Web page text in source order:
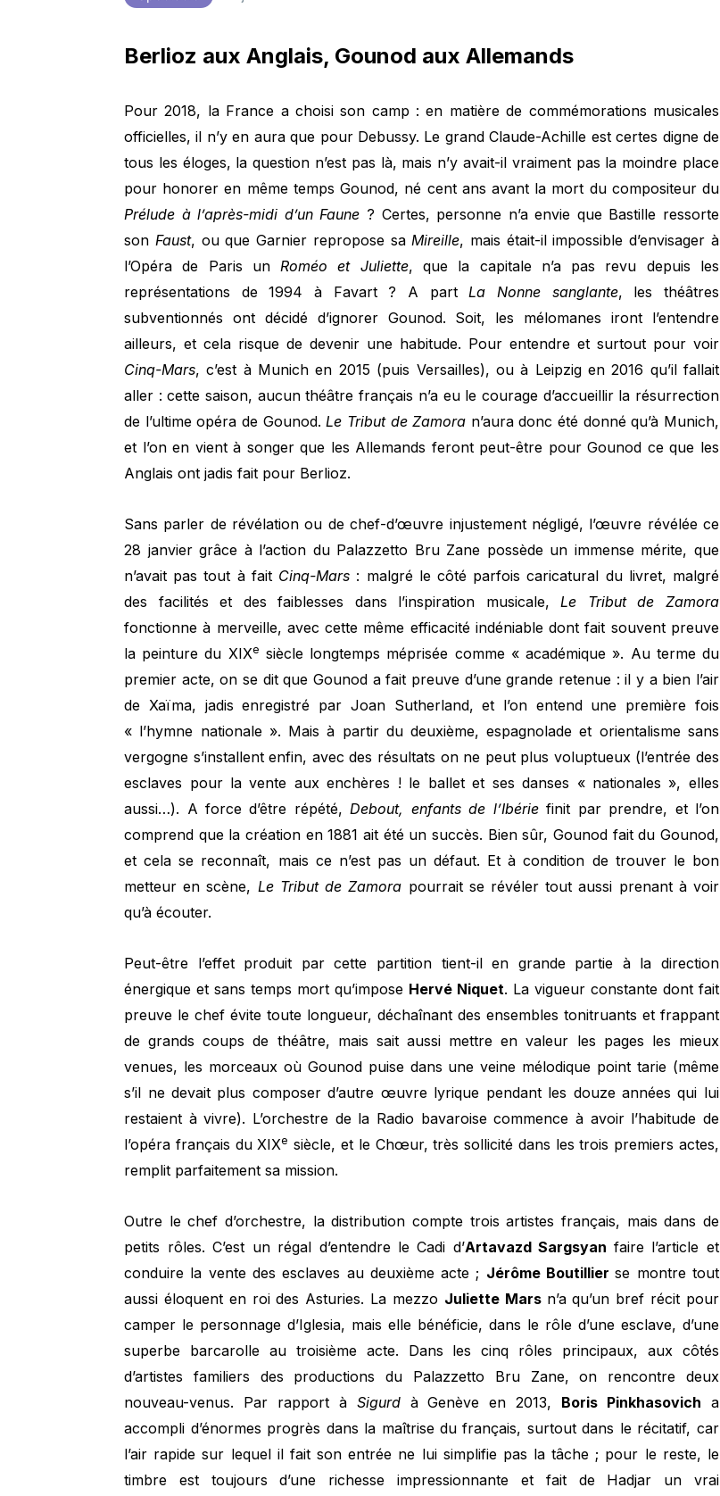
Berlioz aux Anglais, Gounod aux Allemands
Pour 2018, la France a choisi son camp : en matière de commémorations musicales
officielles, il n’y en aura que pour Debussy. Le grand Claude-Achille est certes digne de
tous les éloges, la question n’est pas là, mais n’y avait-il vraiment pas la moindre place
pour honorer en même temps Gounod, né cent ans avant la mort du compositeur du
Prélude à l’après-midi d’un Faune ? Certes, personne n’a envie que Bastille ressorte
son Faust, ou que Garnier repropose saMireille, mais était-il impossible d’envisager à
l’Opéra de Paris unRoméo et Juliette, que la capitale n’a pas revu depuis les
représentations de 1994 à Favart ? A partLa Nonne sanglante, les théâtres
subventionnés ont décidé d’ignorer Gounod. Soit, les mélomanes iront l’entendre
ailleurs, et cela risque de devenir une habitude. Pour entendre et surtout pour voir
Cinq-Mars, c’est à Munich en 2015 (puis Versailles), ou à Leipzig en 2016 qu’il fallait
aller : cette saison, aucun théâtre français n’a eu le courage d’accueillir la résurrection
de l’ultime opéra de Gounod.Le Tribut de Zamora n’aura donc été donné qu’à Munich,
et l’on en vient à songer que les Allemands feront peut-être pour Gounod ce que les
Anglais ont jadis fait pour Berlioz.
Sans parler de révélation ou de chef-d’œuvre injustement négligé, l’œuvre révélée ce
28 janvier grâce à l’action du Palazzetto Bru Zane possède un immense mérite, que
n’avait pas tout à fait Cinq-Mars : malgré le côté parfois caricatural du livret, malgré
des facilités et des faiblesses dans l’inspiration musicale,Le Tribut de Zamora
fonctionne à merveille, avec cette même efficacité indéniable dont fait souvent preuve
la peinture du XIXe siècle longtemps méprisée comme « académique ». Au terme du
premier acte, on se dit que Gounod a fait preuve d’une grande retenue : il y a bien l’air
de Xaïma, jadis enregistré par Joan Sutherland, et l’on entend une première fois
« l’hymne nationale ». Mais à partir du deuxième, espagnolade et orientalisme sans
vergogne s’installent enfin, avec des résultats on ne peut plus voluptueux (l’entrée des
esclaves pour la vente aux enchères ! le ballet et ses danses « nationales », elles
aussi…). A force d’être répété,Debout, enfants de l’Ibériefinit par prendre, et l’on
comprend que la création en 1881 ait été un succès. Bien sûr, Gounod fait du Gounod,
et cela se reconnaît, mais ce n’est pas un défaut. Et à condition de trouver le bon
metteur en scène, Le Tribut de Zamora pourrait se révéler tout aussi prenant à voir
qu’à écouter.
Peut-être l’effet produit par cette partition tient-il en grande partie à la direction
énergique et sans temps mort qu’impose Hervé Niquet. La vigueur constante dont fait
preuve le chef évite toute longueur, déchaînant des ensembles tonitruants et frappant
de grands coups de théâtre, mais sait aussi mettre en valeur les pages les mieux
venues, les morceaux où Gounod puise dans une veine mélodique point tarie (même
s’il ne devait plus composer d’autre œuvre lyrique pendant les douze années qui lui
restaient à vivre). L’orchestre de la Radio bavaroise commence à avoir l’habitude de
l’opéra français du XIXe siècle, et le Chœur, très sollicité dans les trois premiers actes,
remplit parfaitement sa mission.
Outre le chef d’orchestre, la distribution compte trois artistes français, mais dans de
petits rôles. C’est un régal d’entendre le Cadi d’Artavazd Sargsyan faire l’article et
conduire la vente des esclaves au deuxième acte ; Jérôme Boutillierse montre tout
aussi éloquent en roi des Asturies. La mezzo Juliette Mars n’a qu’un bref récit pour
camper le personnage d’Iglesia, mais elle bénéficie, dans le rôle d’une esclave, d’une
superbe barcarolle au troisième acte. Dans les cinq rôles principaux, aux côtés
d’artistes familiers des productions du Palazzetto Bru Zane, on rencontre deux
nouveau-venus. Par rapport à Sigurdà Genève en 2013, Boris Pinkhasovich a
accompli d’énormes progrès dans la maîtrise du français, surtout dans le récitatif, car
l’air rapide sur lequel il fait son entrée ne lui simplifie pas la tâche ; pour le reste, le
timbre est toujours d’une richesse impressionnante et fait de Hadjar un vrai